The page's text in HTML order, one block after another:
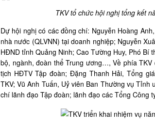
TKV tổ chức hội nghị tổng kết
Dự hội nghị có các đồng chí: Nguyễn Hoàng
nhà nước (QLVNN) tại doanh nghiệp; Nguyễn
HĐND tỉnh Quảng Ninh; Cao Tường Huy, Phó Bí
bộ, ngành, đoàn thể Trung ương…, Về phía
tịch HĐTV Tập đoàn; Đặng Thanh Hải, Tổng
TKV; Vũ Anh Tuấn, Uỷ viên Ban Thường vụ
chí lãnh đạo Tập đoàn; lãnh đạo các Tổng Công